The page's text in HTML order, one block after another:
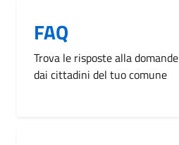
FAQ
Trova le risposte alla
dai cittadini del tuo comune